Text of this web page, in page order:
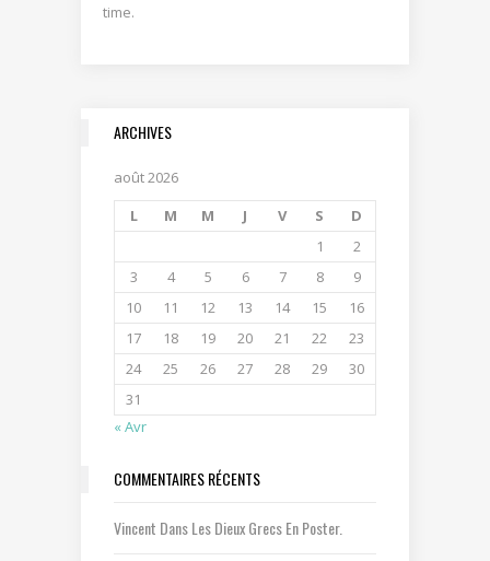
time.
ARCHIVES
août 2026
L
M M J V S
D
1
2
3
4 5 6 7 8
9
10
11 12 13 14 15
16
17
18 19 20 21 22
23
24
25 26 27 28 29
30
31
« Avr
COMMENTAIRES RÉCENTS
Vincent DansLes Dieux Grecs En Poster.